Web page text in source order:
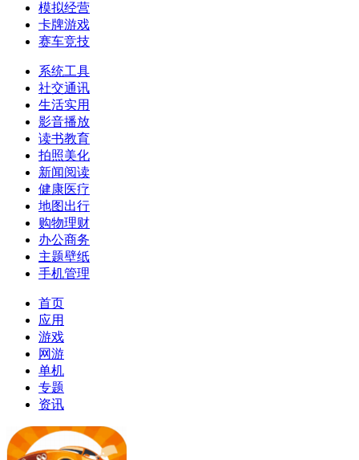
模拟经营
卡牌游戏
赛车竞技
系统工具
社交通讯
生活实用
影音播放
读书教育
拍照美化
新闻阅读
健康医疗
地图出行
购物理财
办公商务
主题壁纸
手机管理
首页
应用
游戏
网游
单机
专题
资讯